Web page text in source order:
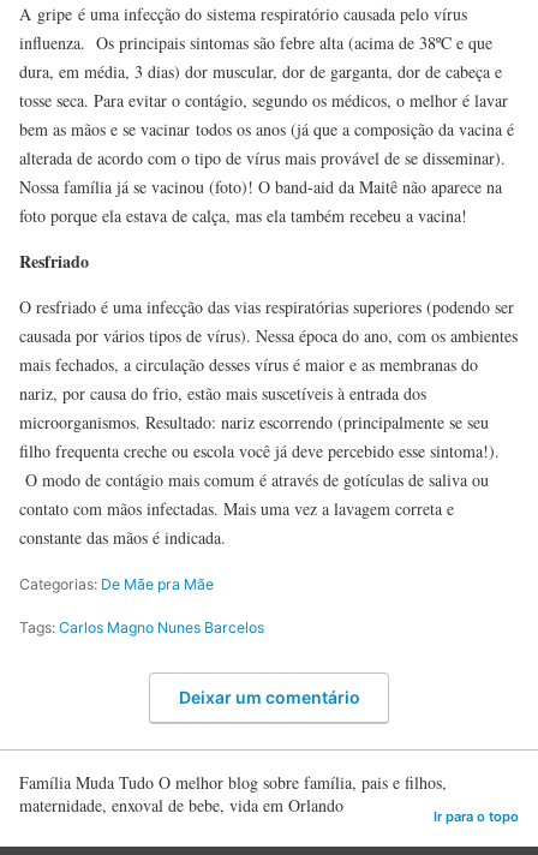
A gripe é uma infecção do sistema respiratório causada pelo vírus
influenza. Os principais sintomas são febre alta (acima de 38ºC e que
dura, em média, 3 dias) dor muscular, dor de garganta, dor de cabeça e
tosse seca. Para evitar o contágio, segundo os médicos, o melhor é lavar
bem as mãos e se vacinar todos os anos (já que a composição da vacina é
alterada de acordo com o tipo de vírus mais provável de se disseminar).
Nossa família já se vacinou (foto)! O band-aid da Maitê não aparece na
foto porque ela estava de calça, mas ela também recebeu a vacina!
Resfriado
O resfriado é uma infecção das vias respiratórias superiores (podendo ser
causada por vários tipos de vírus). Nessa época do ano, com os ambientes
mais fechados, a circulação desses vírus é maior e as membranas do
nariz, por causa do frio, estão mais suscetíveis à entrada dos
microorganismos. Resultado: nariz escorrendo (principalmente se seu
filho frequenta creche ou escola você já deve percebido esse sintoma!).
O modo de contágio mais comum é através de gotículas de saliva ou
contato com mãos infectadas. Mais uma vez a lavagem correta e
constante das mãos é indicada.
Categorias: De Mãe pra Mãe
Tags: Carlos Magno Nunes Barcelos
Deixar um comentário
Família Muda Tudo O melhor blog sobre família, pais e filhos,
maternidade, enxoval de bebe, vida em Orlando
Ir para o topo